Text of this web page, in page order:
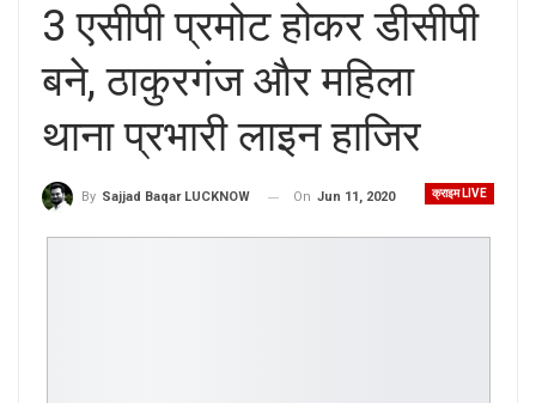
3 एसीपी प्रमोट होकर डीसीपी
बने, ठाकुरगंज और महिला
थाना प्रभारी लाइन हाजिर
क्राइम LIVE
By Sajjad Baqar LUCKNOW On Jun 11, 2020